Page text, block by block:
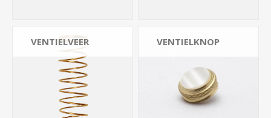
VENTIELVEER VENTIELKNOP